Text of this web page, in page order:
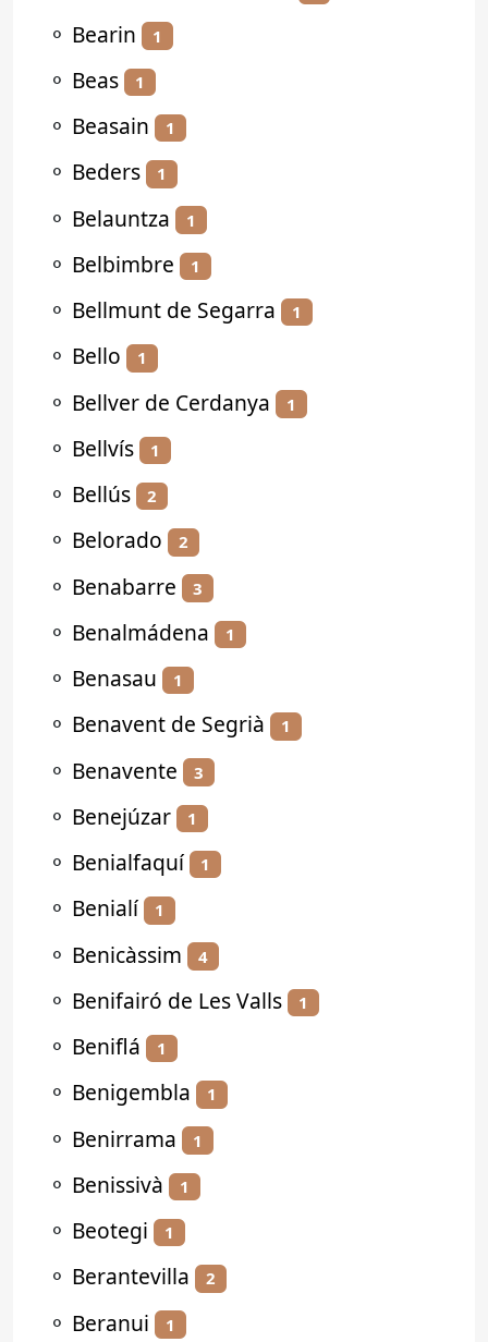
⚬ Bearin 1
⚬ Beas 1
⚬ Beasain 1
⚬ Beders 1
⚬ Belauntza 1
⚬ Belbimbre 1
⚬ Bellmunt de Segarra 1
⚬ Bello 1
⚬ Bellver de Cerdanya 1
⚬ Bellvís 1
⚬ Bellús 2
⚬ Belorado 2
⚬ Benabarre 3
⚬ Benalmádena 1
⚬ Benasau 1
⚬ Benavent de Segrià 1
⚬ Benavente 3
⚬ Benejúzar 1
⚬ Benialfaquí 1
⚬ Benialí 1
⚬ Benicàssim 4
⚬ Benifairó de Les Valls 1
⚬ Beniflá 1
⚬ Benigembla 1
⚬ Benirrama 1
⚬ Benissivà 1
⚬ Beotegi 1
⚬ Berantevilla 2
⚬ Beranui 1